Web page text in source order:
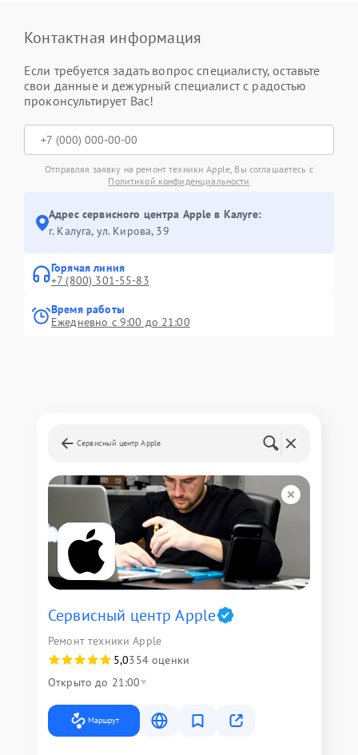
Контактная информация
Если требуется задать вопрос специалисту, оставьте
свои данные и дежурный специалист с радостью
проконсультирует Вас!
Отправляя заявку на ремонт техники Apple, Вы соглашаетесь с
Политикой конфиденциальности
Адрес сервисного центра Apple в Калуге:
г. Калуга, ул. Кирова, 39
Горячая линия
+7 (800) 301-55-83
Время работы
Ежедневно с 9:00 до 21:00
Сервисный центр Apple
Сервисный центр Apple
Ремонт техники Apple
5,0354 оценки
Открыто до 21:00
Маршрут